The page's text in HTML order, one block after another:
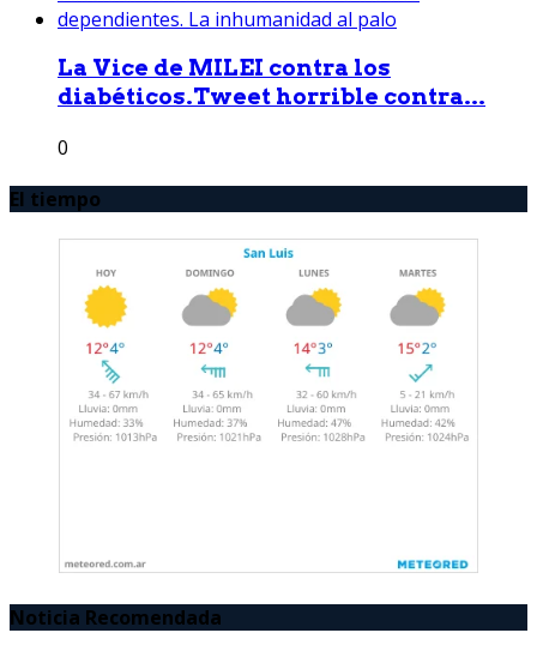
La Vice de MILEI contra los
diabéticos.Tweet horrible contra...
0
El tiempo
Noticia Recomendada